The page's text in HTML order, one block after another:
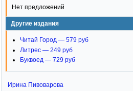
Нет предложений
Другие издания
Читай Город — 579 руб
Литрес — 249 руб
Буквоед — 729 руб
Ирина Пивоварова